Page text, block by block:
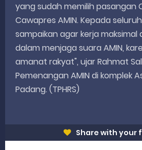
yang sudah memilih pasangan
Cawapres AMIN. Kepada
sampaikan agar kerja
dalam menjaga suara AMIN,
amanat rakyat", ujar Rahmat
Pemenangan AMIN di komplek
Padang. (TPHRS)
Share with your